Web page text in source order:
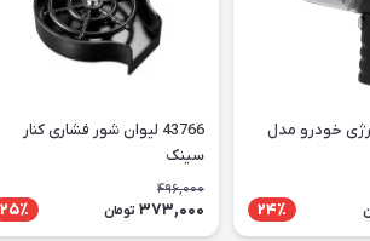
شارژی خودرو مدل
24٪
43766 لیوان شور فشاری کنار
سینک
496,000
373,000 تومان 25٪